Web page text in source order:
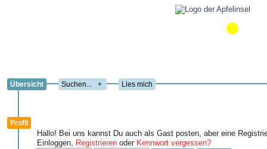
Übersicht + Lies mich
Profil
Hallo! Bei uns kannst Du auch als Gast posten, aber eine
Einloggen, Registrieren oder Kennwort vergessen?